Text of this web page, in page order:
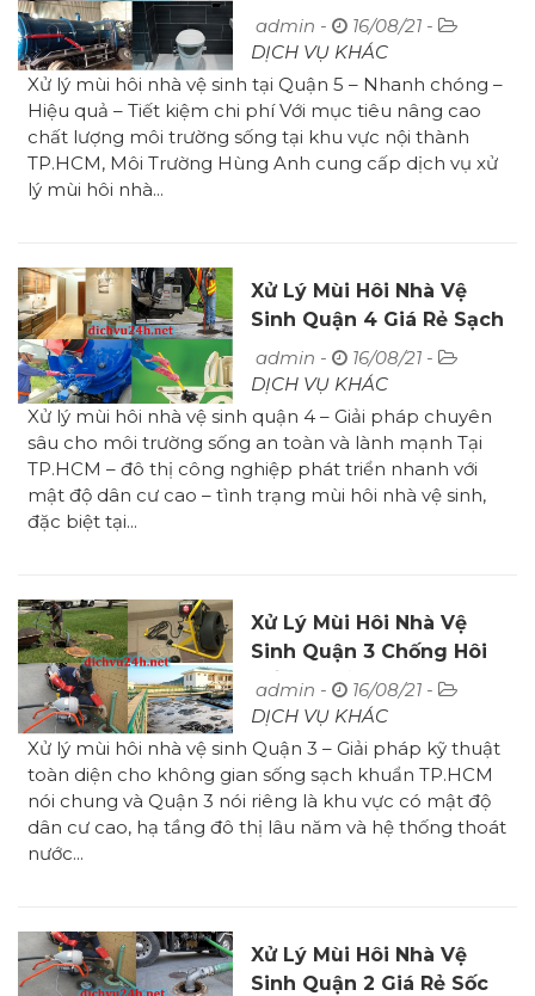
Sạch Sẽ
admin -
16/08/21 -
DỊCH VỤ KHÁC
Xử lý mùi hôi nhà vệ sinh tại Quận 5 – Nhanh chóng –
Hiệu quả – Tiết kiệm chi phí Với mục tiêu nâng cao
chất lượng môi trường sống tại khu vực nội thành
TP.HCM, Môi Trường Hùng Anh cung cấp dịch vụ xử
lý mùi hôi nhà...
Xử Lý Mùi Hôi Nhà Vệ
Sinh Quận 4 Giá Rẻ Sạch
Mùi Hôi
admin -
16/08/21 -
DỊCH VỤ KHÁC
Xử lý mùi hôi nhà vệ sinh quận 4 – Giải pháp chuyên
sâu cho môi trường sống an toàn và lành mạnh Tại
TP.HCM – đô thị công nghiệp phát triển nhanh với
mật độ dân cư cao – tình trạng mùi hôi nhà vệ sinh,
đặc biệt tại...
Xử Lý Mùi Hôi Nhà Vệ
Sinh Quận 3 Chống Hôi
Tốt Giá Rẻ
admin -
16/08/21 -
DỊCH VỤ KHÁC
Xử lý mùi hôi nhà vệ sinh Quận 3 – Giải pháp kỹ thuật
toàn diện cho không gian sống sạch khuẩn TP.HCM
nói chung và Quận 3 nói riêng là khu vực có mật độ
dân cư cao, hạ tầng đô thị lâu năm và hệ thống thoát
nước...
Xử Lý Mùi Hôi Nhà Vệ
Sinh Quận 2 Giá Rẻ Sốc